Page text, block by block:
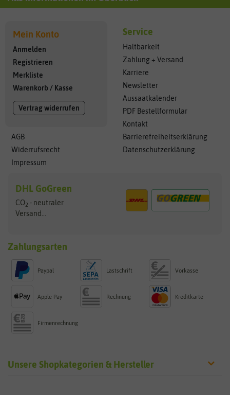
Mein Konto
Anmelden
Registrieren
Merkliste
Warenkorb / Kasse
Vertrag widerrufen
AGB
Widerrufsrecht
Impressum
Service
Haltbarkeit
Zahlung + Versand
Karriere
Newsletter
Aussaatkalender
PDF Bestellformular
Kontakt
Barrierefreiheitserklärung
Datenschutzerklärung
DHL GoGreen
CO2 - neutraler
Versand...
Zahlungsarten
Paypal Lastschrift Vorkasse
Apple Pay Rechnung Kreditkarte
Firmenrechnung
Unsere Shopkategorien & Hersteller